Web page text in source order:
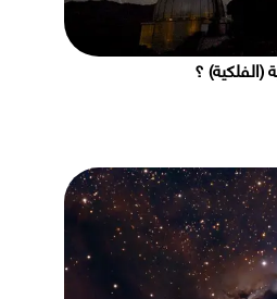
(الفلكية) ؟